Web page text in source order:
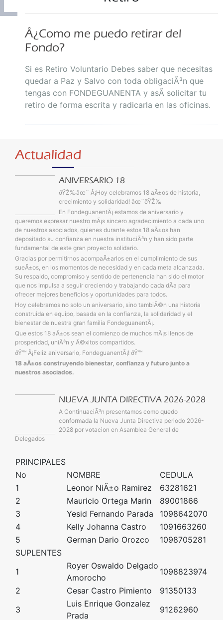
Â¿Como me puedo retirar del
Fondo?
Si es Retiro Voluntario Debes saber que necesitas
quedar a Paz y Salvo con toda obligaciÃ³n que
tengas con FONDEGUANENTA y asÃ­ solicitar tu
retiro de forma escrita y radicarla en las oficinas.
Actualidad
ANIVERSARIO 18
ðŸŽ‰âœ¨ Â¡Hoy celebramos 18 aÃ±os de historia,
crecimiento y solidaridad! âœ¨ðŸŽ‰
En FondeguanentÃ¡ estamos de aniversario y
queremos expresar nuestro mÃ¡s sincero agradecimiento a cada uno
de nuestros asociados, quienes durante estos 18 aÃ±os han
depositado su confianza en nuestra instituciÃ³n y han sido parte
fundamental de este gran proyecto solidario.
Gracias por permitirnos acompaÃ±arlos en el cumplimiento de sus
sueÃ±os, en los momentos de necesidad y en cada meta alcanzada.
Su respaldo, compromiso y sentido de pertenencia han sido el motor
que nos impulsa a seguir creciendo y trabajando cada dÃ­a para
ofrecer mejores beneficios y oportunidades para todos.
Hoy celebramos no solo un aniversario, sino tambiÃ©n una historia
construida en equipo, basada en la confianza, la solidaridad y el
bienestar de nuestra gran familia FondeguanentÃ¡.
Que estos 18 aÃ±os sean el comienzo de muchos mÃ¡s llenos de
prosperidad, uniÃ³n y Ã©xitos compartidos.
ðŸ’™ Â¡Feliz aniversario, FondeguanentÃ¡! ðŸ’™
18 aÃ±os construyendo bienestar, confianza y futuro junto a
nuestros asociados.
NUEVA JUNTA DIRECTIVA 2026-2028
A ContinuaciÃ³n presentamos como quedo
conformada la Nueva Junta Directiva periodo 2026-
2028 por votacion en Asamblea General de
Delegados
PRINCIPALES
No
NOMBRE
CEDULA
1
Leonor NiÃ±o Ramirez
63281621
2
Mauricio Ortega Marin
89001866
3
Yesid Fernando Parada
1098642070
4
Kelly Johanna Castro
1091663260
5
German Dario Orozco
1098705281
SUPLENTES
1
Royer Oswaldo Delgado
Amorocho
1098823974
2
Cesar Castro Pimiento
91350133
3
Luis Enrique Gonzalez
Prada
91262960